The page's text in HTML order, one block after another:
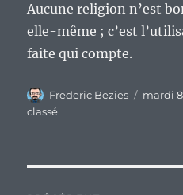
Aucune religion n’est
elle-même ; c’est
faite qui compte.
Auteur
Frederic Bezies
Publié
mardi
classé